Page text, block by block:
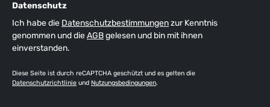
Datenschutz
Ich habe die Datenschutzbestimmungenzur Kenntnis
genommen und dieAGBgelesen und bin mit ihnen
einverstanden.
Diese Seite ist durch reCAPTCHA geschützt und es gelten die
Datenschutzrichtlinie und Nutzungsbedingungen.